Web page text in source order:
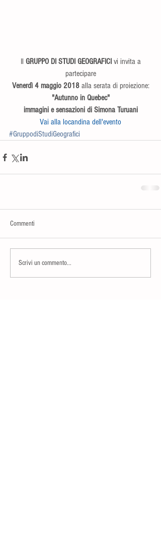
Il GRUPPO DI STUDI GEOGRAFICI vi invita a
partecipare
Venerdì 4 maggio 2018 alla serata di proiezione:
"Autunno in Quebec"
immagini e sensazioni di Simona Turuani
Vai alla locandina dell'evento
#GruppodiStudiGeografici
Commenti
Scrivi un commento...